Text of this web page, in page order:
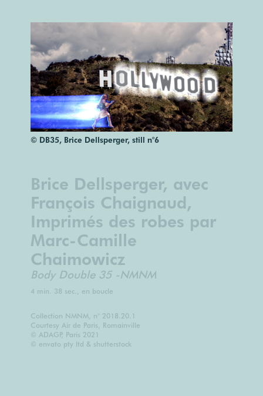
© DB35, Brice Dellsperger, still n°6
Brice Dellsperger, avec
François Chaignaud,
Imprimés des robes par
Marc-Camille
Chaimowicz
Body Double 35 -NMNM
4 min. 38 sec., en boucle
Collection NMNM, n° 2018.20.1
Courtesy Air de Paris, Romainville
© ADAGP, Paris 2021
© envato pty ltd & shutterstock